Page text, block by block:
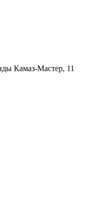
Камаз-Мастер, 11